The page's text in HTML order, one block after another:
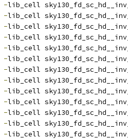
-lib_cell
-lib_cell
-lib_cell
-lib_cell
-lib_cell
-lib_cell
-lib_cell
-lib_cell
-lib_cell
-lib_cell
-lib_cell
-lib_cell
-lib_cell